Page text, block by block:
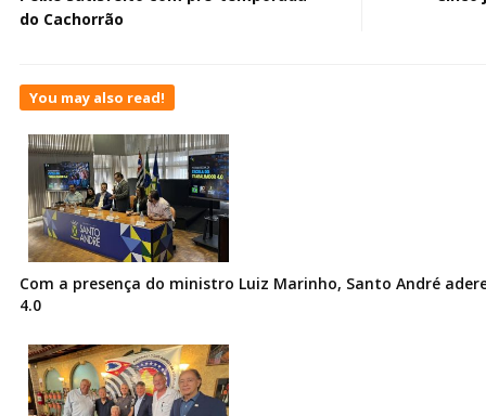
do Cachorrão
You may also read!
Com a presença do ministro Luiz Marinho, Santo André
4.0